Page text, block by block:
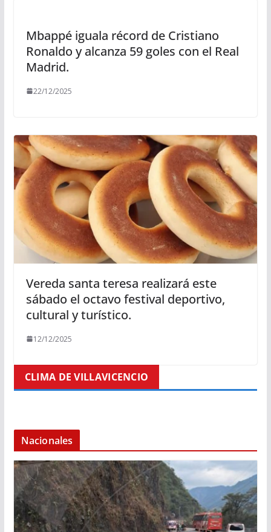
Mbappé iguala récord de Cristiano
Ronaldo y alcanza 59 goles con el Real
Madrid.
22/12/2025
Vereda santa teresa realizará este
sábado el octavo festival deportivo,
cultural y turístico.
12/12/2025
CLIMA DE VILLAVICENCIO
Nacionales